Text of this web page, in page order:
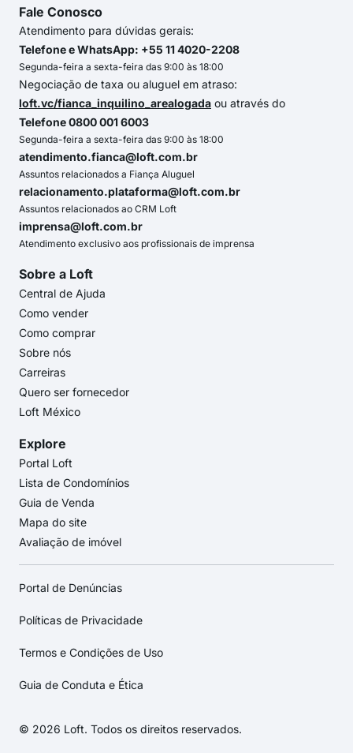
Fale Conosco
Atendimento para dúvidas gerais:
Telefone e WhatsApp: +55 11 4020-2208
Segunda-feira a sexta-feira das 9:00 às 18:00
Negociação de taxa ou aluguel em atraso:
loft.vc/fianca_inquilino_arealogada ou através do
Telefone 0800 001 6003
Segunda-feira a sexta-feira das 9:00 às 18:00
atendimento.fianca@loft.com.br
Assuntos relacionados a Fiança Aluguel
relacionamento.plataforma@loft.com.br
Assuntos relacionados ao CRM Loft
imprensa@loft.com.br
Atendimento exclusivo aos profissionais de imprensa
Sobre a Loft
Central de Ajuda
Como vender
Como comprar
Sobre nós
Carreiras
Quero ser fornecedor
Loft México
Explore
Portal Loft
Lista de Condomínios
Guia de Venda
Mapa do site
Avaliação de imóvel
Portal de Denúncias
Políticas de Privacidade
Termos e Condições de Uso
Guia de Conduta e Ética
© 2026 Loft. Todos os direitos reservados.